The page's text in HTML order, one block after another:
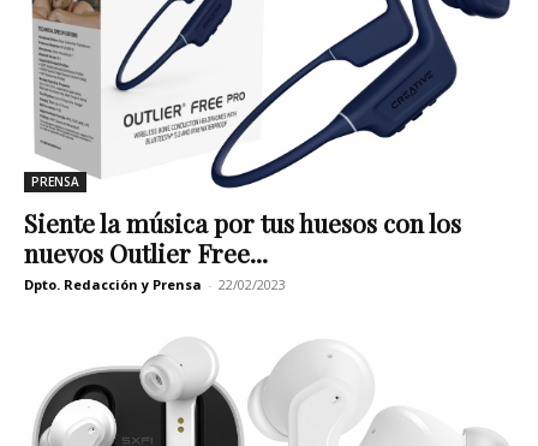
PRENSA
Siente la música por tus huesos con los
nuevos Outlier Free...
Dpto. Redacción y Prensa - 22/02/2023